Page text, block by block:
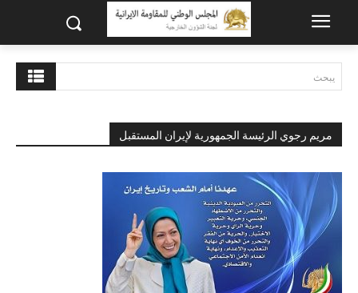
يبحث
مريم رجوي الرئيسة الجمهورية لإيران المستقبل